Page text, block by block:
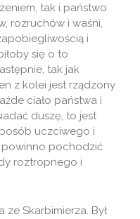
tak i państwo
rozruchów i waśni,
i
się o to
tak jak
z kolei jest rządzony
ciało państwa i
duszę, to jest
uczciwego i
pochodzić
roztropnego i
ze Skarbimierza. Był